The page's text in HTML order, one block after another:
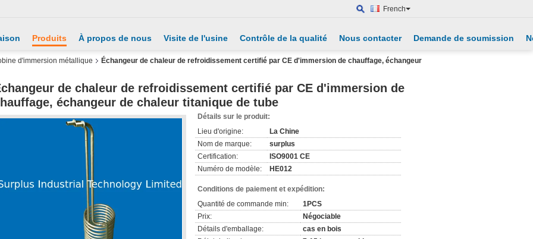
French
Produits À propos de nous Visite de l'usine Contrôle de la qualité Nous contacter Demande de soumission
d'immersion métallique Échangeur de chaleur de refroidissement certifié par CE d'immersion de chauffage, échangeur
de chaleur de refroidissement certifié par CE d'immersion de
échangeur de chaleur titanique de tube
Détails sur le produit:
Lieu d'origine:
La Chine
Nom de marque:
surplus
Certification:
ISO9001 CE
Numéro de modèle:
HE012
Conditions de paiement et expédition:
Quantité de commande min:
1PCS
Prix:
Négociable
Détails d'emballage:
cas en bois